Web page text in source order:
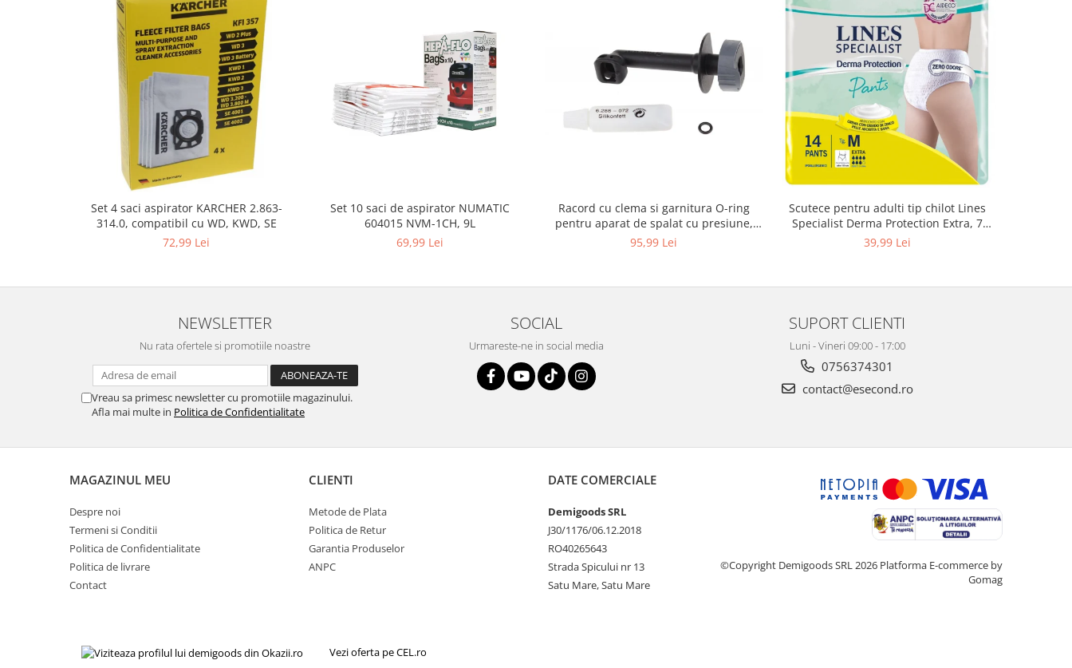
Console, Jocuri & Accesorii
Ingrijire personala & Cosmetice
Accesorii aparate de ras electrice
Accesorii aparate hair styling
Aparate & Accesorii ingrijire
Articole Sanatate si Wellness
Consumabile sanitare
Cosmetice si produse ingrijire
Accesorii animale de companie
Castroane si adapatori animale
Mobila si transport animale de
Zgarzi, lese si hamuri
PC, Periferice & Software
Componente PC
Desktop PC & Monitoare
Set 4 saci aspirator KARCHER 2.863-
314.0, compatibil cu WD, KWD, SE
72,99 Lei
Set 10 saci de aspirator NUMATIC
604015 NVM-1CH, 9L
69,99 Lei
Racord cu clema si garnitura O-ring
pentru aparat de spalat cu presiune,
KARCHER 4.064-047.0, K2, K3, K4
95,99 Lei
Scutece pentru adulti tip chilot Lines
Specialist Derma Protection Extra, 7
picaturi, marimea M, 14 bucati
39,99 Lei
NEWSLETTER
Nu rata ofertele si promotiile noastre
Vreau sa primesc newsletter cu promotiile magazinului.
Afla mai multe in Politica de Confidentialitate
SOCIAL
Urmareste-ne in social media
SUPORT CLIENTI
Luni - Vineri 09:00 - 17:00
0756374301
contact@esecond.ro
MAGAZINUL MEU
Despre noi
Termeni si Conditii
Politica de Confidentialitate
Politica de livrare
Contact
CLIENTI
Metode de Plata
Politica de Retur
Garantia Produselor
ANPC
DATE COMERCIALE
Demigoods SRL
J30/1176/06.12.2018
RO40265643
Strada Spicului nr 13
Satu Mare, Satu Mare
©Copyright Demigoods SRL 2026 Platforma E-commerce by
Gomag
Vezi oferta pe CEL.ro